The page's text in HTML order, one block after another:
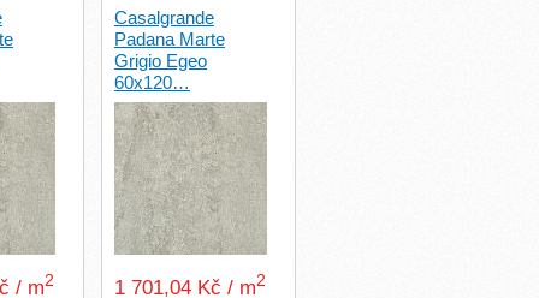
/ m2
Casalgrande
Padana Marte
Grigio Egeo
60x120…
1 701,04 Kč / m2